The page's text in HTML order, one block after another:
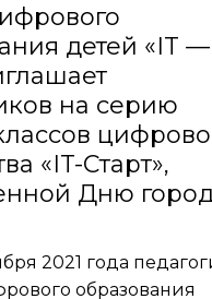
детей «IT —
на серию
«IT-Старт»,
Дню
2021 года
образования